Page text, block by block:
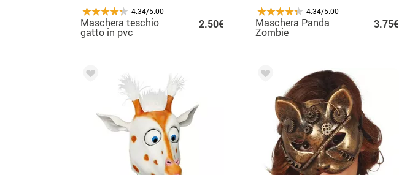
4.34/5.00
Maschera teschio
gatto in pvc
2.50€
4.34/5.00
Maschera Panda
Zombie
3.75€